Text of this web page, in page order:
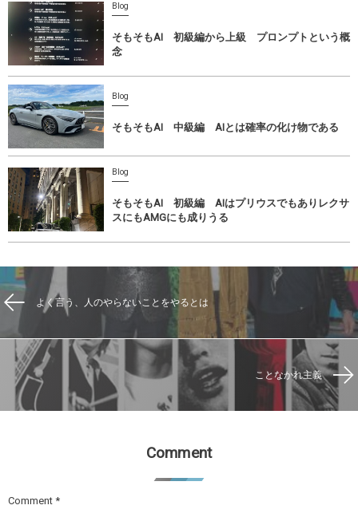
Blog
そもそもAI 初級編から上級 プロンプトという概
念
Blog
そもそもAI 中級編 AIとは確率の化け物である
Blog
そもそもAI 初級編 AIはプリウスでもありレクサ
スにもAMGにも成りうる
よく言う、人のやらないことをやるとは
ことなかれ主義
Comment
Comment *